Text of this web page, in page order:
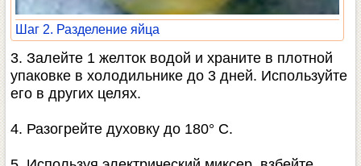
Шаг 2. Разделение яйца
3. Залейте 1 желток водой и храните в плотной
упаковке в холодильнике до 3 дней. Используйте
его в других целях.
4. Разогрейте духовку до 180° С.